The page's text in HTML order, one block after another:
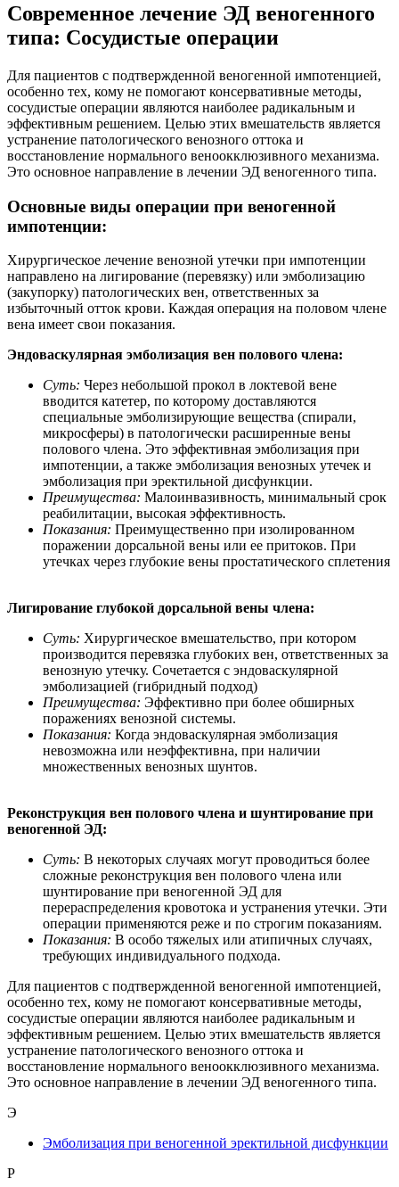
Современное лечение ЭД веногенного
типа: Сосудистые операции
Для пациентов с подтвержденной веногенной импотенцией,
особенно тех, кому не помогают консервативные методы,
сосудистые операции являются наиболее радикальным и
эффективным решением. Целью этих вмешательств является
устранение патологического венозного оттока и
восстановление нормального веноокклюзивного механизма.
Это основное направление в лечении ЭД веногенного типа.
Основные виды операции при веногенной
импотенции:
Хирургическое лечение венозной утечки при импотенции
направлено на лигирование (перевязку) или эмболизацию
(закупорку) патологических вен, ответственных за
избыточный отток крови. Каждая операция на половом члене
вена имеет свои показания.
Эндоваскулярная эмболизация вен полового члена:
Суть: Через небольшой прокол в локтевой вене
вводится катетер, по которому доставляются
специальные эмболизирующие вещества (спирали,
микросферы) в патологически расширенные вены
полового члена. Это эффективная эмболизация при
импотенции, а также эмболизация венозных утечек и
эмболизация при эректильной дисфункции.
Преимущества: Малоинвазивность, минимальный срок
реабилитации, высокая эффективность.
Показания: Преимущественно при изолированном
поражении дорсальной вены или ее притоков. При
утечках через глубокие вены простатического сплетения
Лигирование глубокой дорсальной вены члена:
Суть: Хирургическое вмешательство, при котором
производится перевязка глубоких вен, ответственных за
венозную утечку. Сочетается с эндоваскулярной
эмболизацией (гибридный подход)
Преимущества: Эффективно при более обширных
поражениях венозной системы.
Показания: Когда эндоваскулярная эмболизация
невозможна или неэффективна, при наличии
множественных венозных шунтов.
Реконструкция вен полового члена и шунтирование при
веногенной ЭД:
Суть: В некоторых случаях могут проводиться более
сложные реконструкция вен полового члена или
шунтирование при веногенной ЭД для
перераспределения кровотока и устранения утечки. Эти
операции применяются реже и по строгим показаниям.
Показания: В особо тяжелых или атипичных случаях,
требующих индивидуального подхода.
Для пациентов с подтвержденной веногенной импотенцией,
особенно тех, кому не помогают консервативные методы,
сосудистые операции являются наиболее радикальным и
эффективным решением. Целью этих вмешательств является
устранение патологического венозного оттока и
восстановление нормального веноокклюзивного механизма.
Это основное направление в лечении ЭД веногенного типа.
Э
Эмболизация при веногенной эректильной дисфункции
Р